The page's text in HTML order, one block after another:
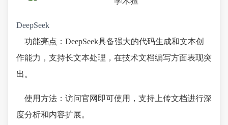
DeepSeek
功能亮点：DeepSeek具备强大的代码生成和文本创
作能力，支持长文本处理，在技术文档编写方面表现突
出。
使用方法：访问官网即可使用，支持上传文档进行深
度分析和内容扩展。